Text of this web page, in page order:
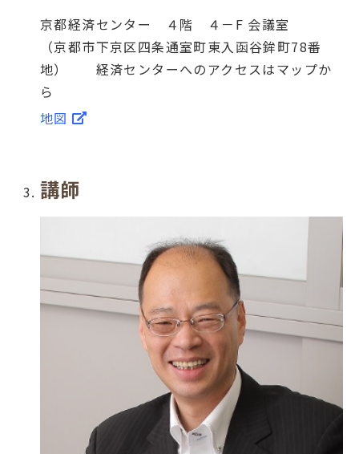
京都経済センター ４階 ４－F 会議室
（京都市下京区四条通室町東入函谷鉾町78番
地） 経済センターへのアクセスはマップか
ら
地図
講師